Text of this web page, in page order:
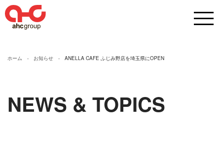
ホーム お知らせ ANELLA CAFE ふじみ野店を埼玉県にOPEN
NEWS & TOPICS